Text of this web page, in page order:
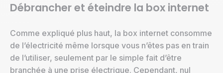
Débrancher et éteindre la box internet
Comme expliqué plus haut, la box internet consomme
de l’électricité même lorsque vous n’êtes pas en train
de l’utiliser, seulement par le simple fait d’être
branchée à une prise électrique. Cependant, nul